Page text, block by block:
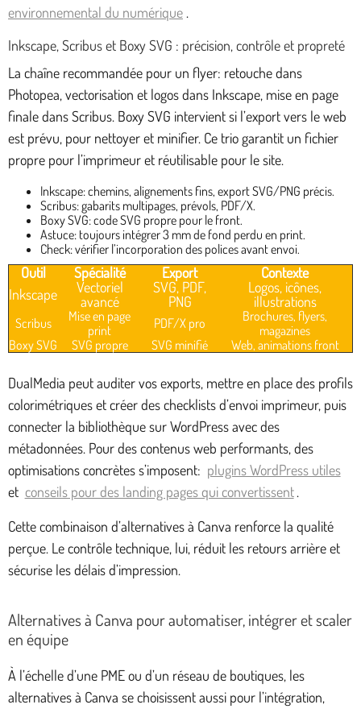
environnemental du numérique .
Inkscape, Scribus et Boxy SVG : précision, contrôle et propreté
La chaîne recommandée pour un flyer: retouche dans
Photopea, vectorisation et logos dans Inkscape, mise en page
finale dans Scribus. Boxy SVG intervient si l’export vers le web
est prévu, pour nettoyer et minifier. Ce trio garantit un fichier
propre pour l’imprimeur et réutilisable pour le site.
Inkscape: chemins, alignements fins, export SVG/PNG précis.
Scribus: gabarits multipages, prévols, PDF/X.
Boxy SVG: code SVG propre pour le front.
Astuce: toujours intégrer 3 mm de fond perdu en print.
Check: vérifier l’incorporation des polices avant envoi.
Outil Spécialité Export
Contexte
Inkscape
Vectoriel
avancé
SVG, PDF,
PNG
Logos, icônes,
illustrations
Scribus
Mise en page
print
PDF/X pro
Brochures, flyers,
magazines
Boxy SVG
SVG propre SVG minifié Web, animations front
DualMedia peut auditer vos exports, mettre en place des profils
colorimétriques et créer des checklists d’envoi imprimeur, puis
connecter la bibliothèque sur WordPress avec des
métadonnées. Pour des contenus web performants, des
optimisations concrètes s’imposent: plugins WordPress utiles
et conseils pour des landing pages qui convertissent .
Cette combinaison d’alternatives à Canva renforce la qualité
perçue. Le contrôle technique, lui, réduit les retours arrière et
sécurise les délais d’impression.
Alternatives à Canva pour automatiser, intégrer et scaler
en équipe
À l’échelle d’une PME ou d’un réseau de boutiques, les
alternatives à Canva se choisissent aussi pour l’intégration,